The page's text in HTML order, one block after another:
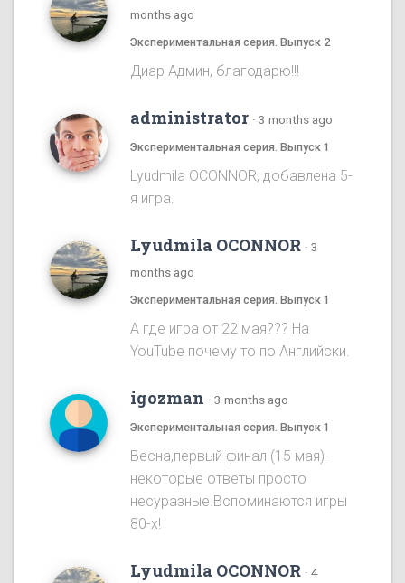
months ago
Экспериментальная серия. Выпуск 2
Диар Админ, благодарю!!!
administrator · 3 months ago
Экспериментальная серия. Выпуск 1
Lyudmila OCONNOR, добавлена 5-
я игра.
Lyudmila OCONNOR · 3
months ago
Экспериментальная серия. Выпуск 1
А где игра от 22 мая??? На
YouTube почему то по Английски.
igozman · 3 months ago
Экспериментальная серия. Выпуск 1
Весна,первый финал (15 мая)-
некоторые ответы просто
несуразные.Вспоминаются игры
80-х!
Lyudmila OCONNOR · 4